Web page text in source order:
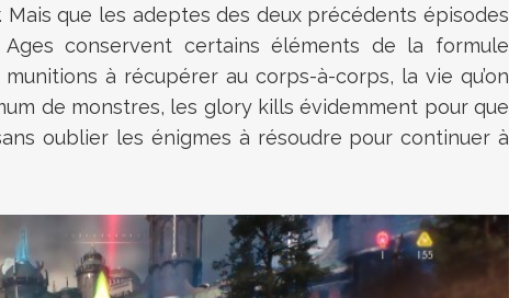
Mais que les adeptes des deux précédents épisodes
conservent certains éléments de la formule
à récupérer au corps-à-corps, la vie qu’on
de monstres, les glory kills évidemment pour que
oublier les énigmes à résoudre pour continuer à